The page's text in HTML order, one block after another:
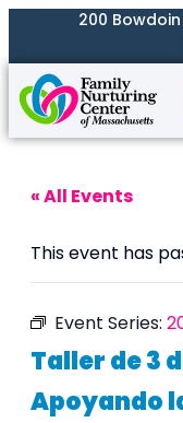
200
« All Events
This event has
Event Series:
Taller de 3
Apoyando